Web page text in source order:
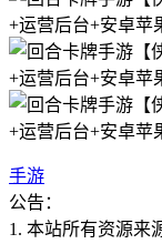
手游
公告：
1. 本站所有资源来